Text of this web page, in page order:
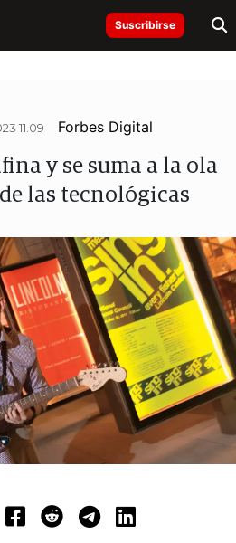
Suscribirse
11.09 Forbes Digital
y se suma a la ola
las tecnológicas